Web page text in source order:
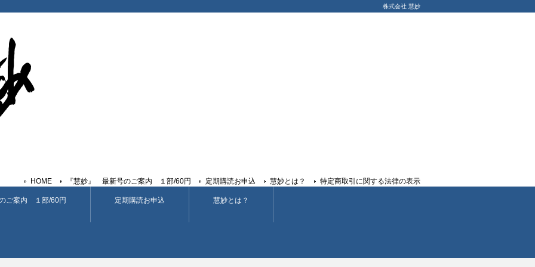
株式会社 慧妙
HOME 『慧妙』 最新号のご案内 １部/60円 定期購読お申込 慧妙とは？ 特定商取引に関する法律の表示
ご案内 １部/60円 定期購読お申込 慧妙とは？